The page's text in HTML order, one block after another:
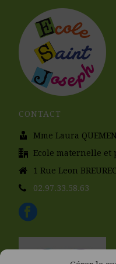
CONTACT
Mme Laura
Ecole maternelle et
1 Rue Leon
02.97.33.58.63